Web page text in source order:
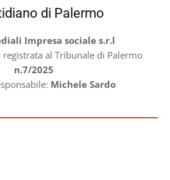
di Palermo
Impresa sociale s.r.l
registrata al Tribunale di Palermo
n.7/2025
Michele Sardo